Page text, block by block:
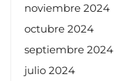
noviembre 2024
octubre 2024
septiembre 2024
julio 2024